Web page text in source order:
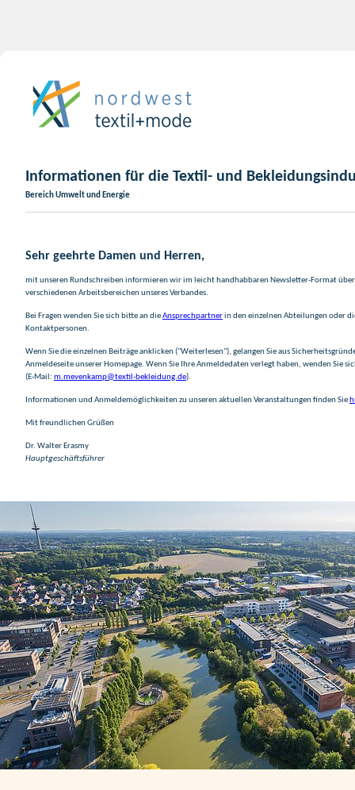
Informationen für die Textil- und
Bereich Umwelt und Energie
Sehr geehrte Damen und Herren,
mit unseren Rundschreiben informieren wir im leicht handhabbaren Newsletter-Format über
verschiedenen Arbeitsbereichen unseres Verbandes.
Bei Fragen wenden Sie sich bitte an dieAnsprechpartnerin den einzelnen Abteilungen oder
Kontaktpersonen.
Wenn Sie die einzelnen Beiträge anklicken ("Weiterlesen"), gelangen Sie aus
Anmeldeseite unserer Homepage. Wenn Sie Ihre Anmeldedaten verlegt haben, wenden Sie
(E-Mail: m.mevenkamp@textil-bekleidung.de).
Informationen und Anmeldemöglichkeiten zu unseren aktuellen Veranstaltungen finden Sie
Mit freundlichen Grüßen
Dr. Walter Erasmy
Hauptgeschäftsführer